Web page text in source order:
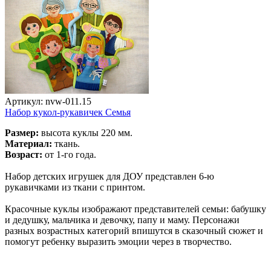
Артикул: nvw-011.15
Набор кукол-рукавичек Семья
Размер: высота куклы 220 мм.
Материал: ткань.
Возраст: от 1-го года.
Набор детских игрушек для ДОУ представлен 6-ю
рукавичками из ткани с принтом.
Красочные куклы изображают представителей семьи: бабушку
и дедушку, мальчика и девочку, папу и маму. Персонажи
разных возрастных категорий впишутся в сказочный сюжет и
помогут ребенку выразить эмоции через в творчество.